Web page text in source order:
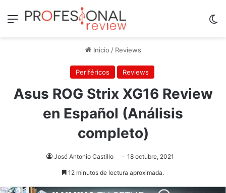
Menú
Inicio / Reviews
Periféricos Reviews
Asus ROG Strix XG16 Review
en Español (Análisis
completo)
José Antonio Castillo 18 octubre, 2021
12 minutos de lectura aproximada.